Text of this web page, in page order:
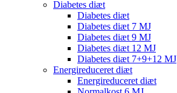
Diabetes diæt
Diabetes diæt
Diabetes diæt 7 MJ
Diabetes diæt 9 MJ
Diabetes diæt 12 MJ
Diabetes diæt 7+9+12 MJ
Energireduceret diæt
Energireduceret diæt